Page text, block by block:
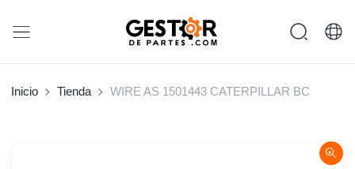
Inicio Tienda WIRE AS 1501443 CATERPILLAR BC